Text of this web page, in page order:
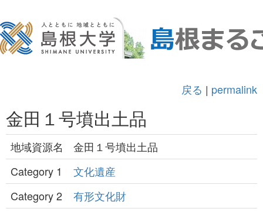
戻る | permalink
金田１号墳出土品
地域資源名
金田１号墳出土品
Category 1
文化遺産
Category 2
有形文化財